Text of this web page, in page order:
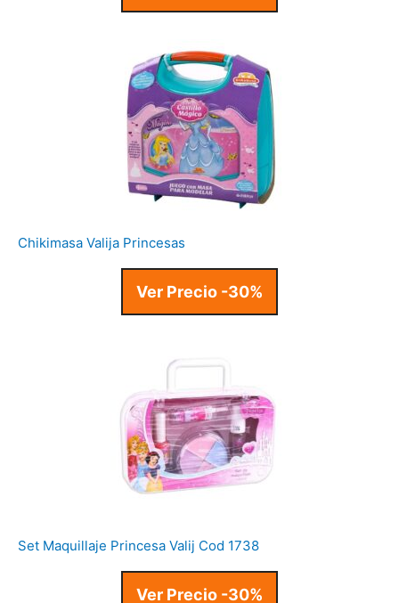
Chikimasa Valija Princesas
Ver Precio -30%
Set Maquillaje Princesa Valij Cod 1738
Ver Precio -30%